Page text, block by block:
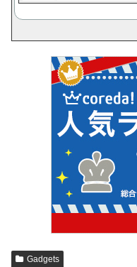
Gadgets